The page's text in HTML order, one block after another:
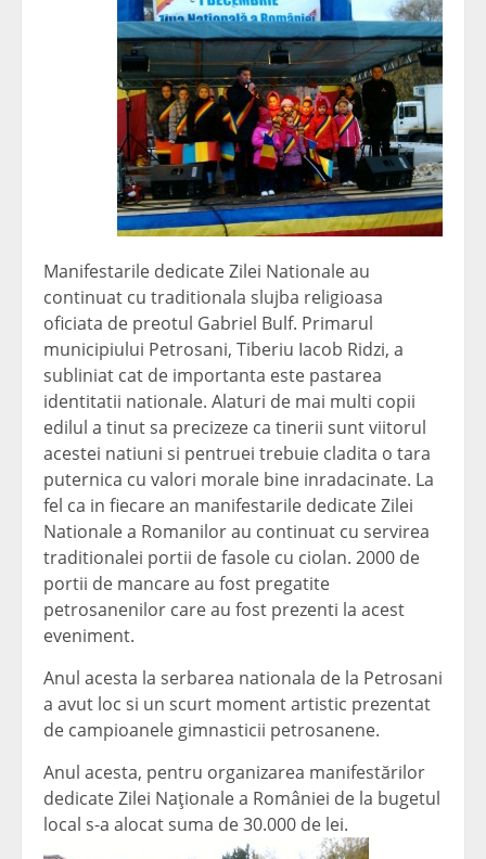
Manifestarile dedicate Zilei Nationale au
continuat cu traditionala slujba religioasa
oficiata de preotul Gabriel Bulf. Primarul
municipiului Petrosani, Tiberiu Iacob Ridzi, a
subliniat cat de importanta este pastarea
identitatii nationale. Alaturi de mai multi copii
edilul a tinut sa precizeze ca tinerii sunt viitorul
acestei natiuni si pentruei trebuie cladita o tara
puternica cu valori morale bine inradacinate. La
fel ca in fiecare an manifestarile dedicate Zilei
Nationale a Romanilor au continuat cu servirea
traditionalei portii de fasole cu ciolan. 2000 de
portii de mancare au fost pregatite
petrosanenilor care au fost prezenti la acest
eveniment.
Anul acesta la serbarea nationala de la Petrosani
a avut loc si un scurt moment artistic prezentat
de campioanele gimnasticii petrosanene.
Anul acesta, pentru organizarea manifestărilor
dedicate Zilei Naţionale a României de la bugetul
local s-a alocat suma de 30.000 de lei.